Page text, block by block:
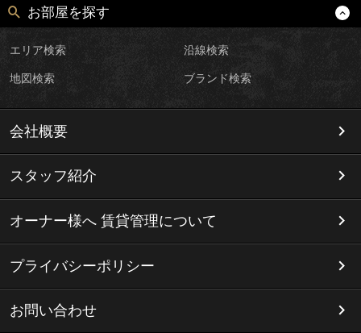
お部屋を探す
エリア検索 沿線検索
地図検索 ブランド検索
会社概要
スタッフ紹介
オーナー様へ 賃貸管理について
プライバシーポリシー
お問い合わせ